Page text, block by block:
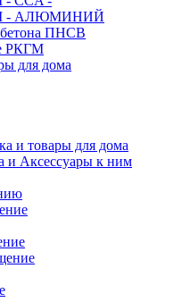
- АЛЮМИНИЙ
бетона ПНСВ
РКГМ
для дома
и товары для дома
и Аксессуары к ним